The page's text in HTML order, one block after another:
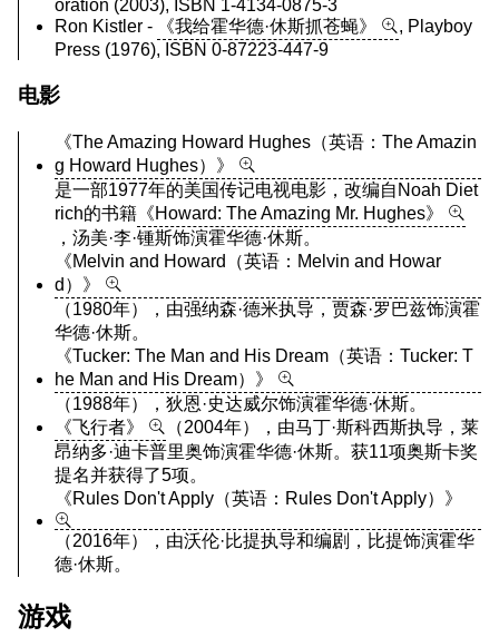
oration (2003), ISBN 1-4134-0875-3
Ron Kistler -
《我给霍华德·休斯抓苍蝇》
, Playboy
Press (1976), ISBN 0-87223-447-9
电影
《The Amazing Howard Hughes（英语：The Amazin
g Howard Hughes）》
是一部1977年的美国传记电视电影，改编自Noah Diet
rich的书籍 《Howard: The Amazing Mr. Hughes》
，汤美·李·锺斯饰演霍华德·休斯。
《Melvin and Howard（英语：Melvin and Howar
d）》
（1980年），由强纳森·德米执导，贾森·罗巴兹饰演霍
华德·休斯。
《Tucker: The Man and His Dream（英语：Tucker: T
he Man and His Dream）》
（1988年），狄恩·史达威尔饰演霍华德·休斯。
《飞行者》
（2004年），由马丁·斯科西斯执导，莱
昂纳多·迪卡普里奥饰演霍华德·休斯。获11项奥斯卡奖
提名并获得了5项。
《Rules Don't Apply（英语：Rules Don't Apply）》
（2016年），由沃伦·比提执导和编剧，比提饰演霍华
德·休斯。
游戏